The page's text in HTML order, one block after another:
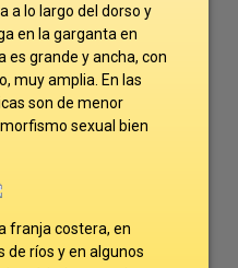
a lo largo del dorso y
en la garganta en
es grande y ancha, con
muy amplia. En las
son de menor
sexual bien
franja costera, en
de ríos y en algunos